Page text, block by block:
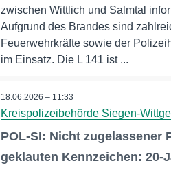
zwischen Wittlich und Salmtal
Aufgrund des Brandes sind
Feuerwehrkräfte sowie der
im Einsatz. Die L 141 ist ...
18.06.2026 – 11:33
Kreispolizeibehörde Siegen-
POL-SI: Nicht zugelassener
geklauten Kennzeichen: 20-